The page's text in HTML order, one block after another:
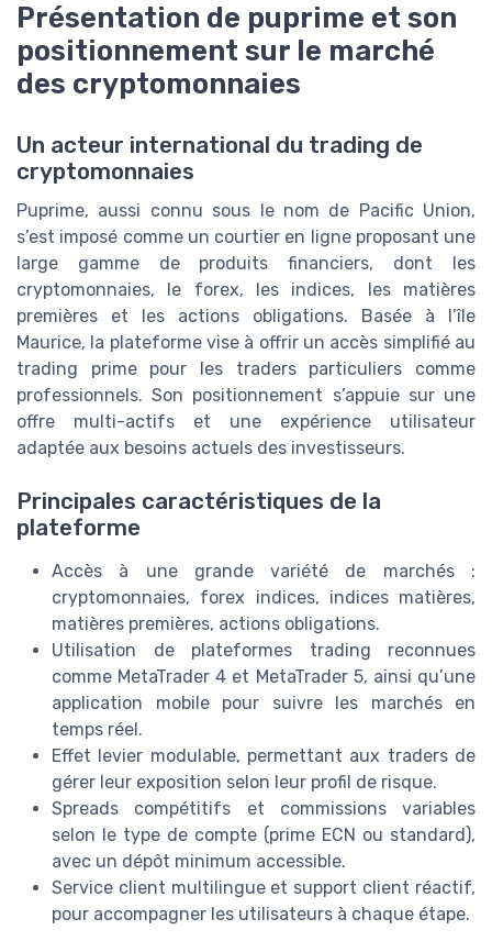
Présentation de puprime et son
positionnement sur le marché
des cryptomonnaies
Un acteur international du trading de
cryptomonnaies
Puprime, aussi connu sous le nom de Pacific Union,
s’est imposé comme un courtier en ligne proposant une
large gamme de produits financiers, dont les
cryptomonnaies, le forex, les indices, les matières
premières et les actions obligations. Basée à l’île
Maurice, la plateforme vise à offrir un accès simplifié au
trading prime pour les traders particuliers comme
professionnels. Son positionnement s’appuie sur une
offre multi-actifs et une expérience utilisateur
adaptée aux besoins actuels des investisseurs.
Principales caractéristiques de la
plateforme
Accès à une grande variété de marchés :
cryptomonnaies, forex indices, indices matières,
matières premières, actions obligations.
Utilisation de plateformes trading reconnues
comme MetaTrader 4 et MetaTrader 5, ainsi qu’une
application mobile pour suivre les marchés en
temps réel.
Effet levier modulable, permettant aux traders de
gérer leur exposition selon leur profil de risque.
Spreads compétitifs et commissions variables
selon le type de compte (prime ECN ou standard),
avec un dépôt minimum accessible.
Service client multilingue et support client réactif,
pour accompagner les utilisateurs à chaque étape.